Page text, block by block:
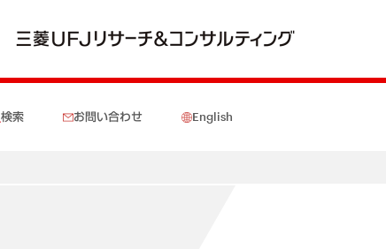
検索 お問い合わせ English